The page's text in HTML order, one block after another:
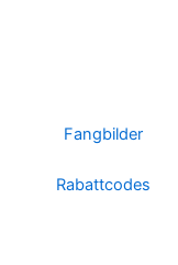
Fangbilder
Rabattcodes